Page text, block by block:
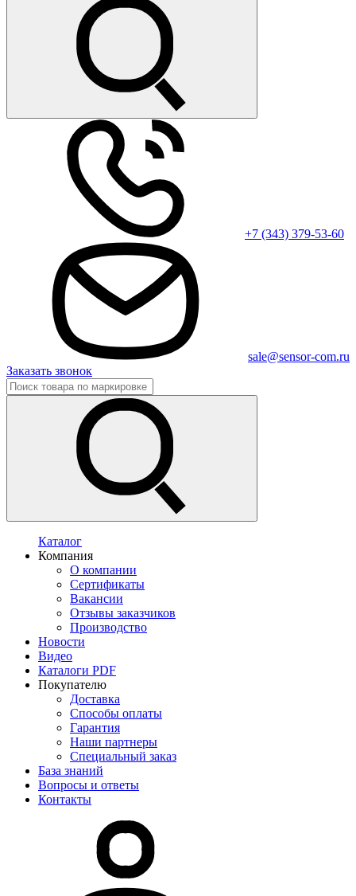
+7 (343) 379-53-60
sale@sensor-com.ru
Заказать звонок
Каталог
Компания
О компании
Сертификаты
Вакансии
Отзывы заказчиков
Производство
Новости
Видео
Каталоги PDF
Покупателю
Доставка
Способы оплаты
Гарантия
Наши партнеры
Специальный заказ
База знаний
Вопросы и ответы
Контакты